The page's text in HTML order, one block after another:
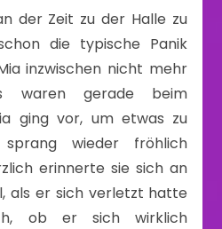
der Zeit zu der Halle zu
die typische Panik
inzwischen nicht mehr
waren gerade beim
ging vor, um etwas zu
sprang wieder fröhlich
erinnerte sie sich an
als er sich verletzt hatte
ob er sich wirklich